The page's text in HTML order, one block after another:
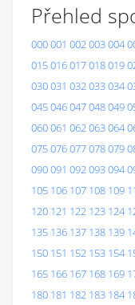
Přehled
000001 002003004
015016017018019
030031 032033034
045046047048049
060061 062063064
075076077078079
090091 092093094
105 106 107 108 109
120 121 122 123 124
135 136 137 138 139
150 151 152 153 154
165 166 167 168 169
180 181 182 183 184